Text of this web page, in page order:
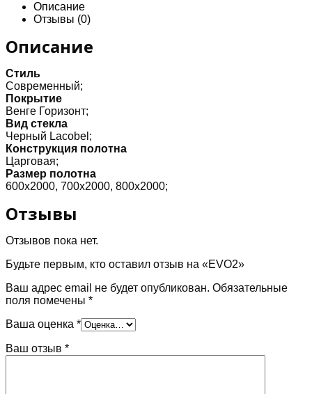
Описание
Отзывы (0)
Описание
Стиль
Современный;
Покрытие
Венге Горизонт;
Вид стекла
Черный Lacobel;
Конструкция полотна
Царговая;
Размер полотна
600х2000, 700х2000, 800х2000;
Отзывы
Отзывов пока нет.
Будьте первым, кто оставил отзыв на «EVO2»
Ваш адрес email не будет опубликован. Обязательные
поля помечены *
Ваша оценка *
Ваш отзыв *